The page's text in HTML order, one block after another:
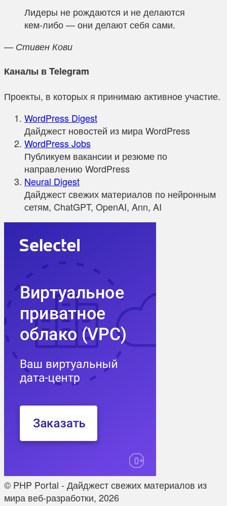
Лидеры не рождаются и не делаются
кем-либо — они делают себя сами.
— Стивен Кови
Каналы в Telegram
Проекты, в которых я принимаю активное участие.
WordPress Digest
Дайджест новостей из мира WordPress
WordPress Jobs
Публикуем вакансии и резюме по
направлению WordPress
Neural Digest
Дайджест свежих материалов по нейронным
сетям, ChatGPT, OpenAI, Ann, AI
© PHP Portal - Дайджест свежих материалов из
мира веб-разработки, 2026